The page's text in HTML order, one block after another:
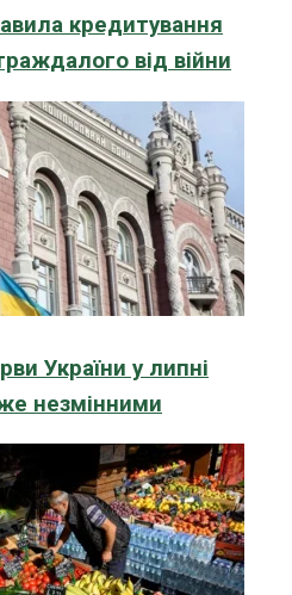
кредитування
від війни
України у липні
незмінними